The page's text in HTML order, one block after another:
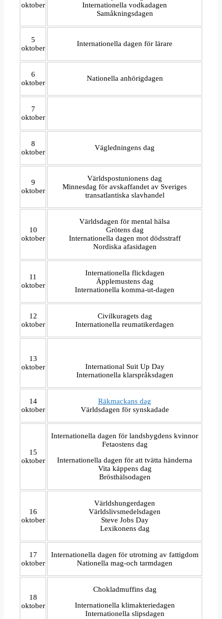
oktober
Internationella vodkadagen
Samåkningsdagen
5
oktober
Internationella dagen för lärare
6
oktober
Nationella anhörigdagen
7
oktober
8
oktober
Vägledningens dag
9
oktober
Världspostunionens dag
Minnesdag för avskaffandet av Sveriges
transatlantiska slavhandel
10
oktober
Världsdagen för mental hälsa
Grötens dag
Internationella dagen mot dödsstraff
Nordiska afasidagen
11
oktober
Internationella flickdagen
Äpplemustens dag
Internationella komma-ut-dagen
12
oktober
Civilkuragets dag
Internationella reumatikerdagen
13
oktober
International Suit Up Day
Internationella klarspråksdagen
14
oktober
Räkmackans dag
Världsdagen för synskadade
15
oktober
Internationella dagen för landsbygdens kvinnor
Fetaostens dag
Internationella dagen för att tvätta händerna
Vita käppens dag
Brösthälsodagen
16
oktober
Världshungerdagen
Världslivsmedelsdagen
Steve Jobs Day
Lexikonens dag
17
oktober
Internationella dagen för utrotning av fattigdom
Nationella mag-och tarmdagen
18
oktober
Chokladmuffins dag
Internationella klimakteriedagen
Internationella slipsdagen